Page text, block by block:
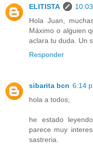
ELITISTA
Hola Juan,
Máximo o alguien
aclara tu duda. Un
Responder
sibarita bcn 6:14
hola a todos;
he estado
parece muy
sastreria.